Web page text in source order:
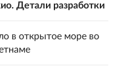
Детали разработки
в открытое море во